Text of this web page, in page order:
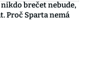
brečet nebude,
Proč Sparta nemá